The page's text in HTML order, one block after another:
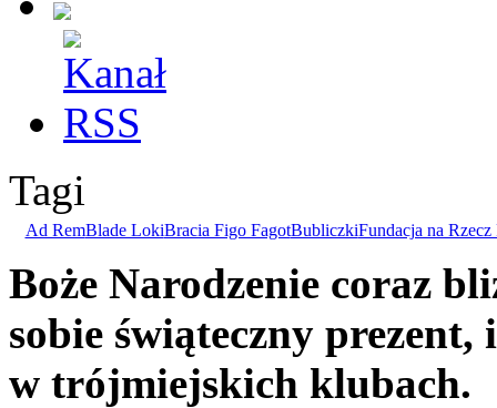
Tagi
Ad RemBlade LokiBracia Figo FagotBubliczkiFundacja na
Boże Narodzenie coraz
sobie świąteczny
w trójmiejskich klubach.